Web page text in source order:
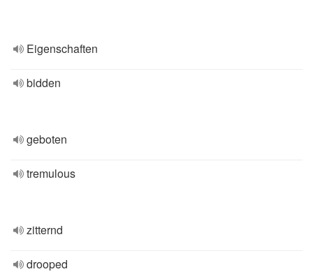
Eigenschaften
bidden
geboten
tremulous
zitternd
drooped